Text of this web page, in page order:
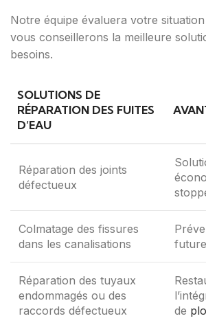
Notre équipe évaluera votre
vous conseillerons la meilleure
besoins.
SOLUTIONS DE
RÉPARATION DES FUITES
D’EAU
Réparation des joints
défectueux
Colmatage des fissures
dans les canalisations
Réparation des tuyaux
endommagés ou des
raccords défectueux
de